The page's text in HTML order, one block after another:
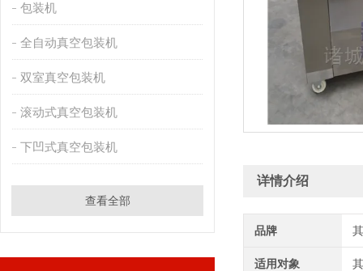
包装机
全自动真空包装机
双室真空包装机
滚动式真空包装机
下凹式真空包装机
查看全部
详情介绍
品牌
适用对象